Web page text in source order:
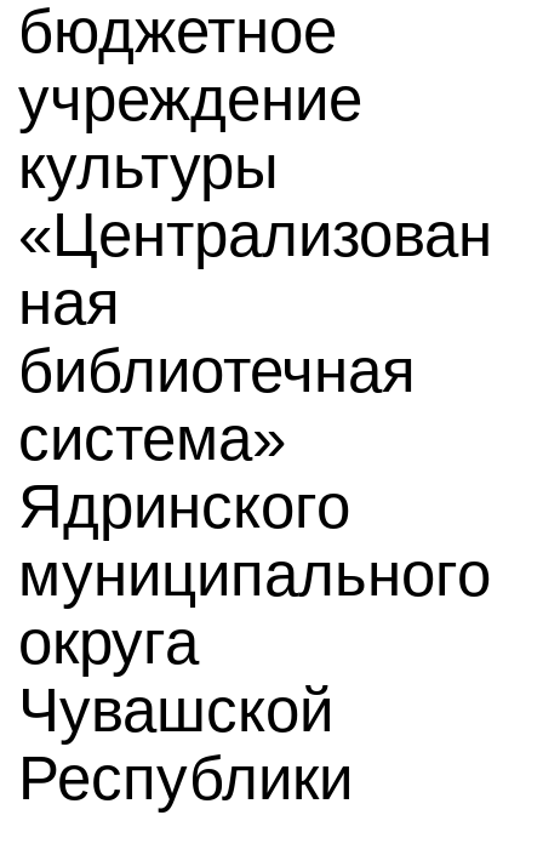
бюджетное
учреждение
культуры
«Централизован
ная
библиотечная
система»
Ядринского
муниципального
округа
Чувашской
Республики